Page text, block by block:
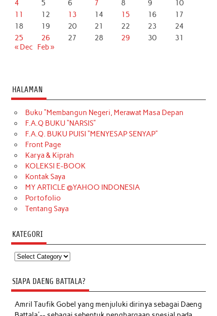
4
5 6 7 8 9
10
11
12 13 14 15 16
17
18
19 20 21 22 23
24
25
26 27 28 29 30
31
« Dec
Feb »
HALAMAN
Buku “Membangun Negeri, Merawat Masa Depan
F.A.Q BUKU “NARSIS”
F.A.Q. BUKU PUISI “MENYESAP SENYAP”
Front Page
Karya & Kiprah
KOLEKSI E-BOOK
Kontak Saya
MY ARTICLE @YAHOO INDONESIA
Portofolio
Tentang Saya
KATEGORI
Kategori
SIAPA DAENG BATTALA?
Amril Taufik Gobelyang menjuluki dirinya sebagai Daeng